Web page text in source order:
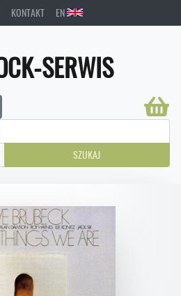
KONTAKT EN
SERWIS
SZUKAJ